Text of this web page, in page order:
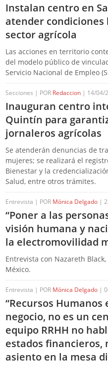
Instalan centro en
atender condiciones
sector agrícola
Las acciones en territorio
del modelo público de
Servicio Nacional de Empleo
Secciones | POR Redaccion | 14/04/
Inauguran centro
Quintín para
jornaleros agrícolas
Se atenderán denuncias de
mujeres; se realizará el
Bienestar y la
Salud, entre otros trámites.
Entrevista | POR Mónica Delgado |
“Poner a las
visión humana y
la electromovilidad
Entrevista con Nazareth
México.
Entrevista | POR Mónica Delgado |
“Recursos Humanos
negocio, no es un
equipo RRHH no
estados financieros,
asiento en la mesa